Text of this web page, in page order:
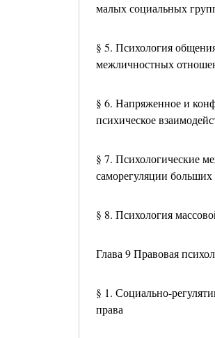
малых социальных
§ 5. Психология
межличностных
§ 6. Напряженное и
психическое
§ 7. Психологические
саморегуляции
§ 8. Психология
Глава 9 Правовая
§ 1. Социально-
права